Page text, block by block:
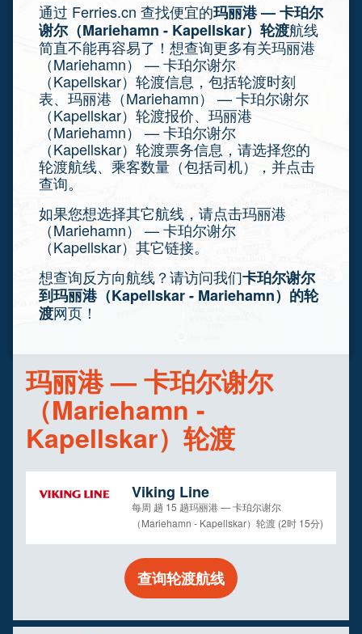
通过 Ferries.cn 查找便宜的玛丽港 — 卡珀尔
谢尔（Mariehamn - Kapellskar）轮渡航线
简直不能再容易了！想查询更多有关玛丽港
（Mariehamn） — 卡珀尔谢尔
（Kapellskar）轮渡信息，包括轮渡时刻
表、玛丽港（Mariehamn） — 卡珀尔谢尔
（Kapellskar）轮渡报价、玛丽港
（Mariehamn） — 卡珀尔谢尔
（Kapellskar）轮渡票务信息，请选择您的
轮渡航线、乘客数量（包括司机），并点击
查询。
如果您想选择其它航线，请点击玛丽港
（Mariehamn） — 卡珀尔谢尔
（Kapellskar）其它链接。
想查询反方向航线？请访问我们卡珀尔谢尔
到玛丽港（Kapellskar - Mariehamn）的轮
渡网页！
玛丽港 — 卡珀尔谢尔
（Mariehamn -
Kapellskar）轮渡
Viking Line
每周 趟 15 趟玛丽港 — 卡珀尔谢尔
（Mariehamn - Kapellskar）轮渡 (2时 15分)
查询轮渡航线